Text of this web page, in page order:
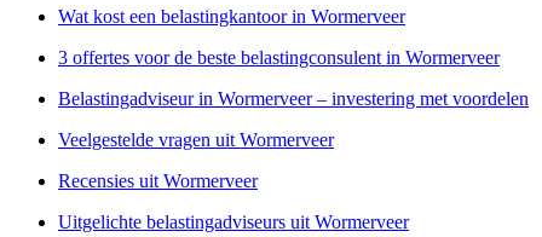
Wat kost een belastingkantoor in Wormerveer
3 offertes voor de beste belastingconsulent in Wormerveer
Belastingadviseur in Wormerveer – investering met voordelen
Veelgestelde vragen uit Wormerveer
Recensies uit Wormerveer
Uitgelichte belastingadviseurs uit Wormerveer